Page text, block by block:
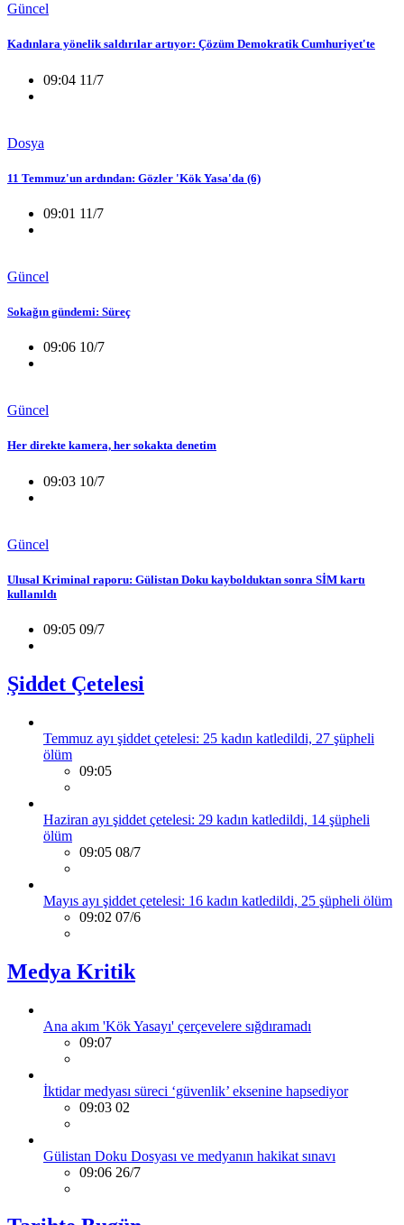
Güncel
Kadınlara yönelik saldırılar artıyor: Çözüm Demokratik Cumhuriyet'te
09:04 11/7
Dosya
11 Temmuz'un ardından: Gözler 'Kök Yasa'da (6)
09:01 11/7
Güncel
Sokağın gündemi: Süreç
09:06 10/7
Güncel
Her direkte kamera, her sokakta denetim
09:03 10/7
Güncel
Ulusal Kriminal raporu: Gülistan Doku kaybolduktan sonra SİM kartı
kullanıldı
09:05 09/7
Şiddet Çetelesi
Temmuz ayı şiddet çetelesi: 25 kadın katledildi, 27 şüpheli
ölüm
09:05
Haziran ayı şiddet çetelesi: 29 kadın katledildi, 14 şüpheli
ölüm
09:05 08/7
Mayıs ayı şiddet çetelesi: 16 kadın katledildi, 25 şüpheli ölüm
09:02 07/6
Medya Kritik
Ana akım 'Kök Yasayı' çerçevelere sığdıramadı
09:07
İktidar medyası süreci ‘güvenlik’ eksenine hapsediyor
09:03 02
Gülistan Doku Dosyası ve medyanın hakikat sınavı
09:06 26/7